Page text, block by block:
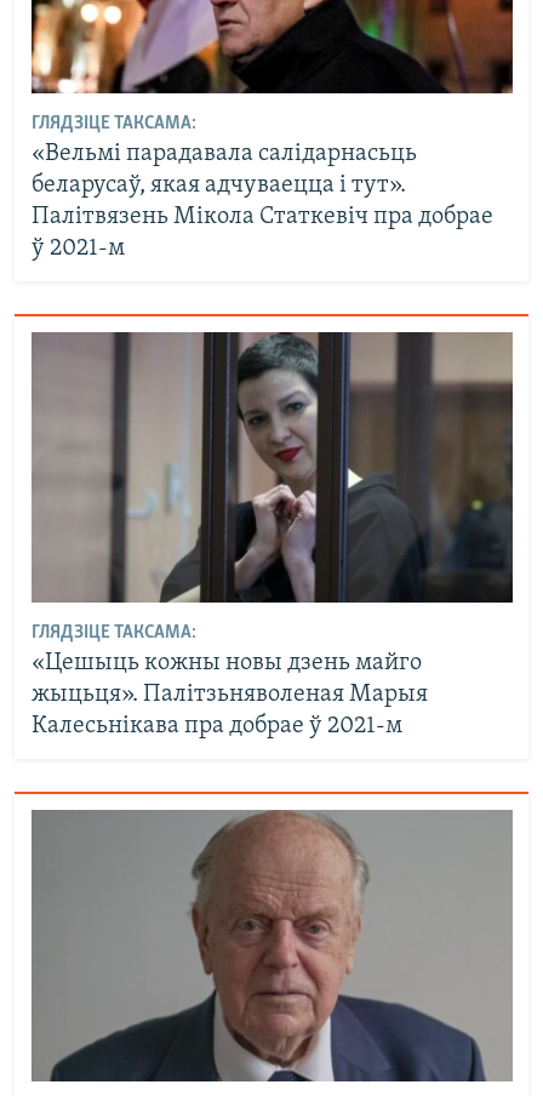
ГЛЯДЗІЦЕ ТАКСАМА:
«Вельмі парадавала салідарнасьць
беларусаў, якая адчуваецца і тут».
Палітвязень Мікола Статкевіч пра добрае
ў 2021-м
ГЛЯДЗІЦЕ ТАКСАМА:
«Цешыць кожны новы дзень майго
жыцьця». Палітзьняволеная Марыя
Калесьнікава пра добрае ў 2021-м